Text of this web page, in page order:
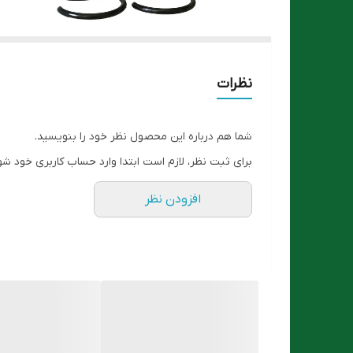
نظرات
شما هم درباره این محصول نظر خود را بنویسید.
برای ثبت نظر، لازم است ابتدا وارد حساب کاربری خود
افزودن نظر